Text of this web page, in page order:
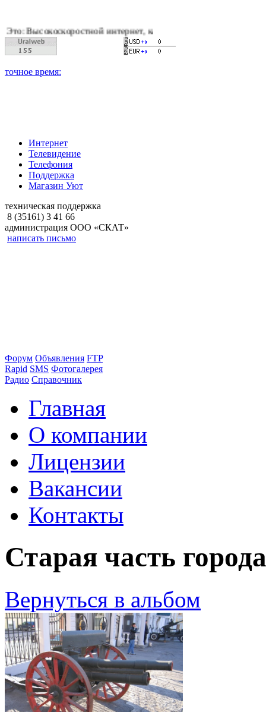
интернет, качественное цифровое и кабельное
Интернет
Телевидение
Телефония
Поддержка
Магазин Уют
техническая поддержка
8 (35161) 3 41 66
администрация ООО «СКАТ»
написать письмо
Форум Объявления FTP
Rapid SMS Фотогалерея
Радио Справочник
Главная
О компании
Лицензии
Вакансии
Контакты
Старая часть
Вернуться в альбом